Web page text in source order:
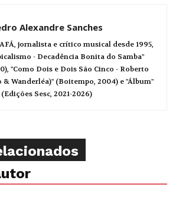
Alexandre Sanches
jornalista e crítico musical desde 1995,
- Decadência Bonita do Samba"
"Como Dois e Dois São Cinco - Roberto
& Wanderléa)" (Boitempo, 2004) e "Álbum"
(Edições Sesc, 2021-2026)